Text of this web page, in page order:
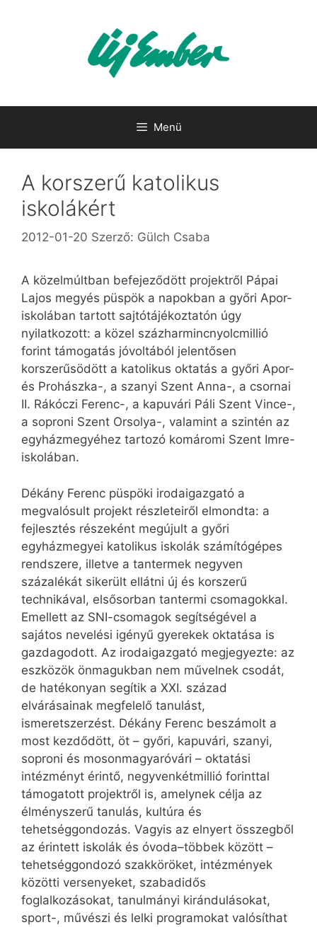
Menü
A korszerű katolikus
iskolákért
2012-01-20 Szerző: Gülch Csaba
A közelmúltban befejeződött projektről Pápai
Lajos megyés püspök a napokban a győri Apor-
iskolában tartott sajtótájékoztatón úgy
nyilatkozott: a közel százharmincnyolcmillió
forint támogatás jóvoltából jelentősen
korszerűsödött a katolikus oktatás a győri Apor-
és Prohászka-, a szanyi Szent Anna-, a csornai
II. Rákóczi Ferenc-, a kapuvári Páli Szent Vince-,
a soproni Szent Orsolya-, valamint a szintén az
egyházmegyéhez tartozó komáromi Szent Imre-
iskolában.
Dékány Ferenc püspöki irodaigazgató a
megvalósult projekt részleteiről elmondta: a
fejlesztés részeként megújult a győri
egyházmegyei katolikus iskolák számítógépes
rendszere, illetve a tantermek negyven
százalékát sikerült ellátni új és korszerű
technikával, elsősorban tantermi csomagokkal.
Emellett az SNI-csomagok segítségével a
sajátos nevelési igényű gyerekek oktatása is
gazdagodott. Az irodaigazgató megjegyezte: az
eszközök önmagukban nem művelnek csodát,
de hatékonyan segítik a XXI. század
elvárásainak megfelelő tanulást,
ismeretszerzést. Dékány Ferenc beszámolt a
most kezdődött, öt – győri, kapuvári, szanyi,
soproni és mosonmagyaróvári – oktatási
intézményt érintő, negyvenkétmillió forinttal
támogatott projektről is, amelynek célja az
élményszerű tanulás, kultúra és
tehetséggondozás. Vagyis az elnyert összegből
az érintett iskolák és óvoda–többek között –
tehetséggondozó szakköröket, intézmények
közötti versenyeket, szabadidős
foglalkozásokat, tanulmányi kirándulásokat,
sport-, művészi és lelki programokat valósíthat